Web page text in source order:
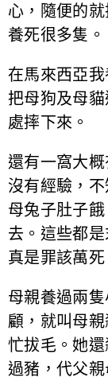
心，隨便的
養死很多隻。
在馬來西亞
把母狗及母
處摔下來。
還有一窩大
沒有經驗，
母兔子肚子
去。這些都
真是罪該萬
母親養過兩
顧，就叫母
忙拔毛。她
過豬，代父親